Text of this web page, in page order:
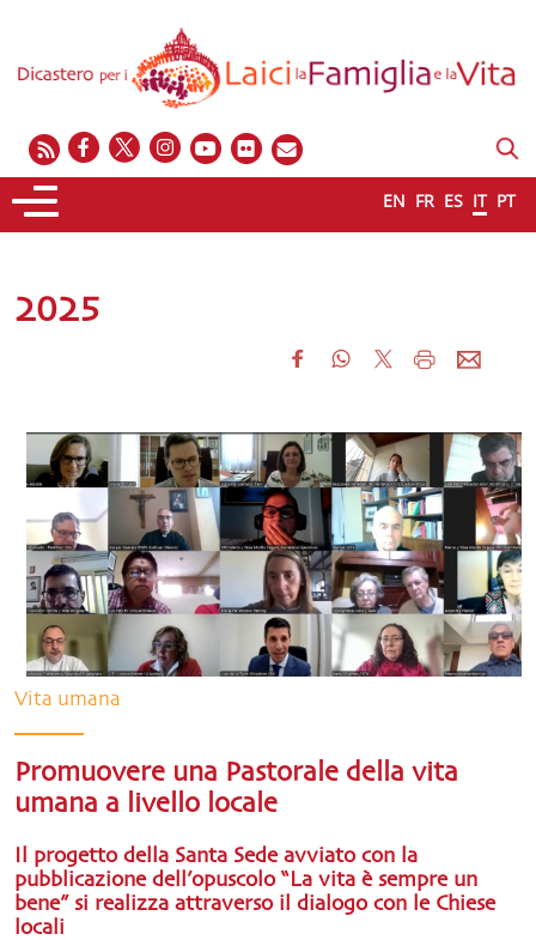
EN FR ES IT PT
2025
Vita umana
Promuovere una Pastorale della vita
umana a livello locale
Il progetto della Santa Sede avviato con la
pubblicazione dell’opuscolo “La vita è sempre un
bene” si realizza attraverso il dialogo con le Chiese
locali